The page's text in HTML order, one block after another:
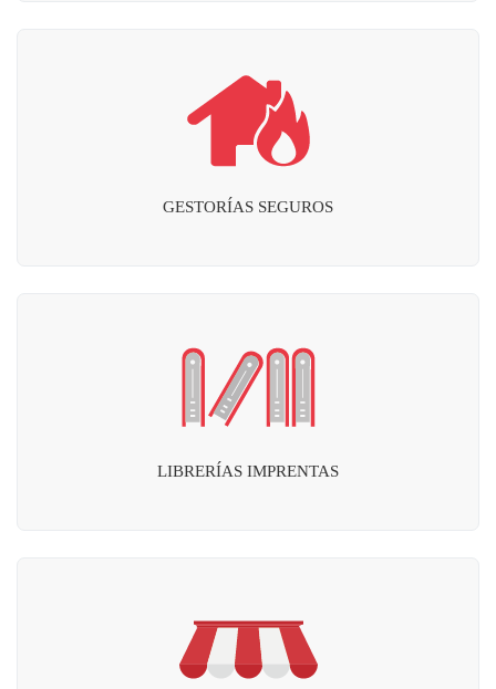
GESTORÍAS SEGUROS
LIBRERÍAS IMPRENTAS